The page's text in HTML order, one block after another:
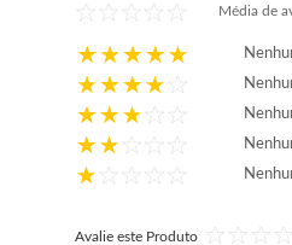
Média de
Avalie este Produto